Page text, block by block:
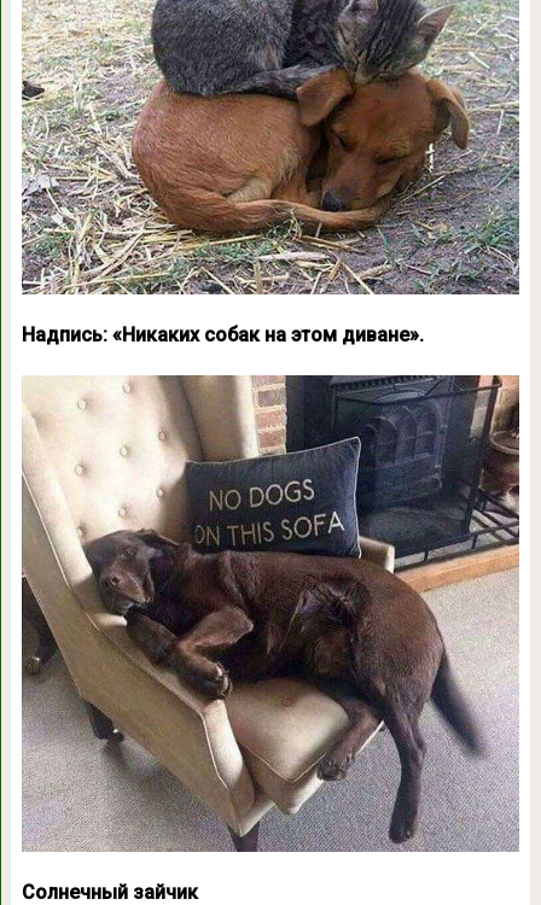
Надпись: «Никаких собак на этом диване».
Солнечный зайчик